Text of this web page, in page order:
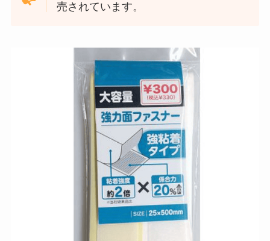
売されています。